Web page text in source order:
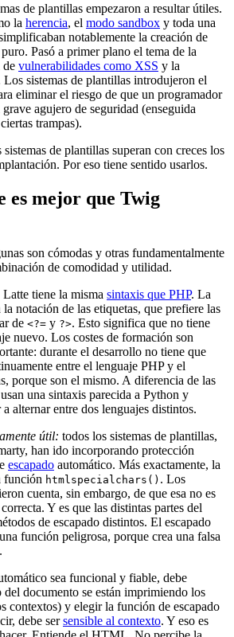
de plantillas empezaron a resultar útiles.
la herencia, el modo sandbox y toda una
notablemente la creación de
Pasó a primer plano el tema de la
de vulnerabilidades como XSS y la
Los sistemas de plantillas introdujeron el
eliminar el riesgo de que un programador
agujero de seguridad (enseguida
trampas).
de plantillas superan con creces los
Por eso tiene sentido usarlos.
es mejor que Twig
son cómodas y otras fundamentalmente
de comodidad y utilidad.
Latte tiene la misma sintaxis que PHP. La
notación de las etiquetas, que prefiere las
de <?= y ?>. Esto significa que no tiene
nuevo. Los costes de formación son
durante el desarrollo no tiene que
entre el lenguaje PHP y el
porque son el mismo. A diferencia de las
una sintaxis parecida a Python y
alternar entre dos lenguajes distintos.
útil: todos los sistemas de plantillas,
han ido incorporando protección
escapado automático. Más exactamente, la
función htmlspecialchars() . Los
cuenta, sin embargo, de que esa no es
Y es que las distintas partes del
de escapado distintos. El escapado
función peligrosa, porque crea una falsa
sea funcional y fiable, debe
del documento se están imprimiendo los
contextos) y elegir la función de escapado
debe sersensible al contexto. Y eso es